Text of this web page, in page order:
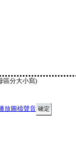
區分大小寫)
放圖檔聲音